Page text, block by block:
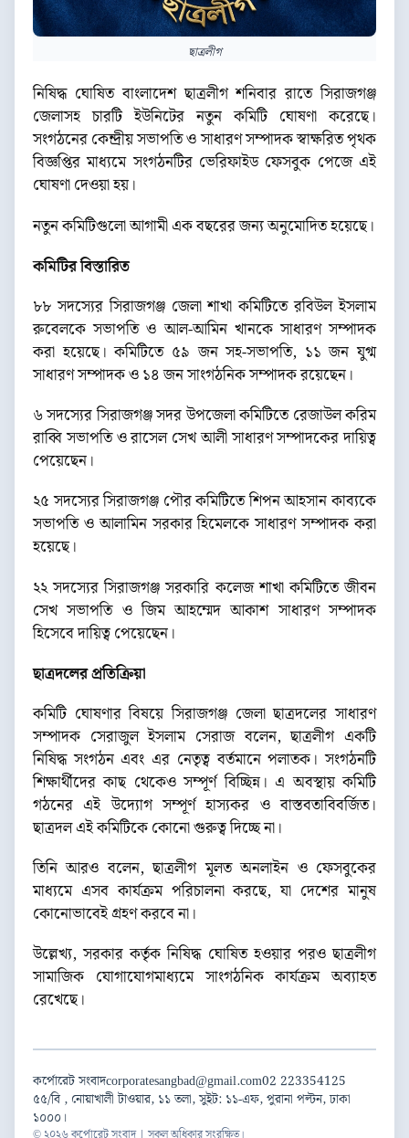
ছাত্রলীগ
নিষিদ্ধ ঘোষিত বাংলাদেশ ছাত্রলীগ শনিবার রাতে সিরাজগঞ্জ
জেলাসহ চারটি ইউনিটের নতুন কমিটি ঘোষণা করেছে।
সংগঠনের কেন্দ্রীয় সভাপতি ও সাধারণ সম্পাদক স্বাক্ষরিত পৃথক
বিজ্ঞপ্তির মাধ্যমে সংগঠনটির ভেরিফাইড ফেসবুক পেজে এই
ঘোষণা দেওয়া হয়।
নতুন কমিটিগুলো আগামী এক বছরের জন্য অনুমোদিত হয়েছে।
কমিটির বিস্তারিত
৮৮ সদস্যের সিরাজগঞ্জ জেলা শাখা কমিটিতে রবিউল ইসলাম
রুবেলকে সভাপতি ও আল-আমিন খানকে সাধারণ সম্পাদক
করা হয়েছে। কমিটিতে ৫৯ জন সহ-সভাপতি, ১১ জন যুগ্ম
সাধারণ সম্পাদক ও ১৪ জন সাংগঠনিক সম্পাদক রয়েছেন।
৬ সদস্যের সিরাজগঞ্জ সদর উপজেলা কমিটিতে রেজাউল করিম
রাব্বি সভাপতি ও রাসেল সেখ আলী সাধারণ সম্পাদকের দায়িত্ব
পেয়েছেন।
২৫ সদস্যের সিরাজগঞ্জ পৌর কমিটিতে শিপন আহসান কাব্যকে
সভাপতি ও আলামিন সরকার হিমেলকে সাধারণ সম্পাদক করা
হয়েছে।
২২ সদস্যের সিরাজগঞ্জ সরকারি কলেজ শাখা কমিটিতে জীবন
সেখ সভাপতি ও জিম আহম্মেদ আকাশ সাধারণ সম্পাদক
হিসেবে দায়িত্ব পেয়েছেন।
ছাত্রদলের প্রতিক্রিয়া
কমিটি ঘোষণার বিষয়ে সিরাজগঞ্জ জেলা ছাত্রদলের সাধারণ
সম্পাদক সেরাজুল ইসলাম সেরাজ বলেন, ছাত্রলীগ একটি
নিষিদ্ধ সংগঠন এবং এর নেতৃত্ব বর্তমানে পলাতক। সংগঠনটি
শিক্ষার্থীদের কাছ থেকেও সম্পূর্ণ বিচ্ছিন্ন। এ অবস্থায় কমিটি
গঠনের এই উদ্যোগ সম্পূর্ণ হাস্যকর ও বাস্তবতাবিবর্জিত।
ছাত্রদল এই কমিটিকে কোনো গুরুত্ব দিচ্ছে না।
তিনি আরও বলেন, ছাত্রলীগ মূলত অনলাইন ও ফেসবুকের
মাধ্যমে এসব কার্যক্রম পরিচালনা করছে, যা দেশের মানুষ
কোনোভাবেই গ্রহণ করবে না।
উল্লেখ্য, সরকার কর্তৃক নিষিদ্ধ ঘোষিত হওয়ার পরও ছাত্রলীগ
সামাজিক যোগাযোগমাধ্যমে সাংগঠনিক কার্যক্রম অব্যাহত
রেখেছে।
কর্পোরেট সংবাদcorporatesangbad@gmail.com02 223354125
৫৫/বি , নোয়াখালী টাওয়ার, ১১ তলা, সুইট: ১১-এফ, পুরানা পল্টন, ঢাকা
১০০০।